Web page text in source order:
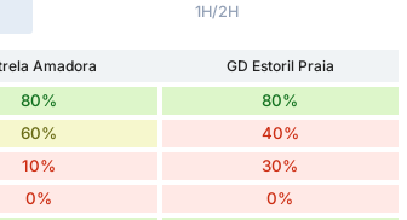
1H/2H
Amadora
GD Estoril Praia
80% 80%
60% 40%
10% 30%
0% 0%